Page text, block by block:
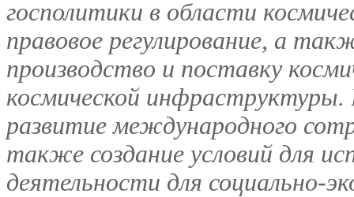
госполитики в области
правовое регулирование, а
производство и поставку
космической
развитие международного
также создание условий для
деятельности для социально-